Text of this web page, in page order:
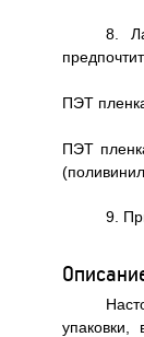
8.
ПЭТ
ПЭТ
9.